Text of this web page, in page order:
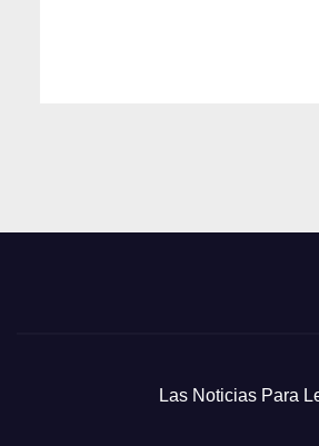
Las Noticias Para